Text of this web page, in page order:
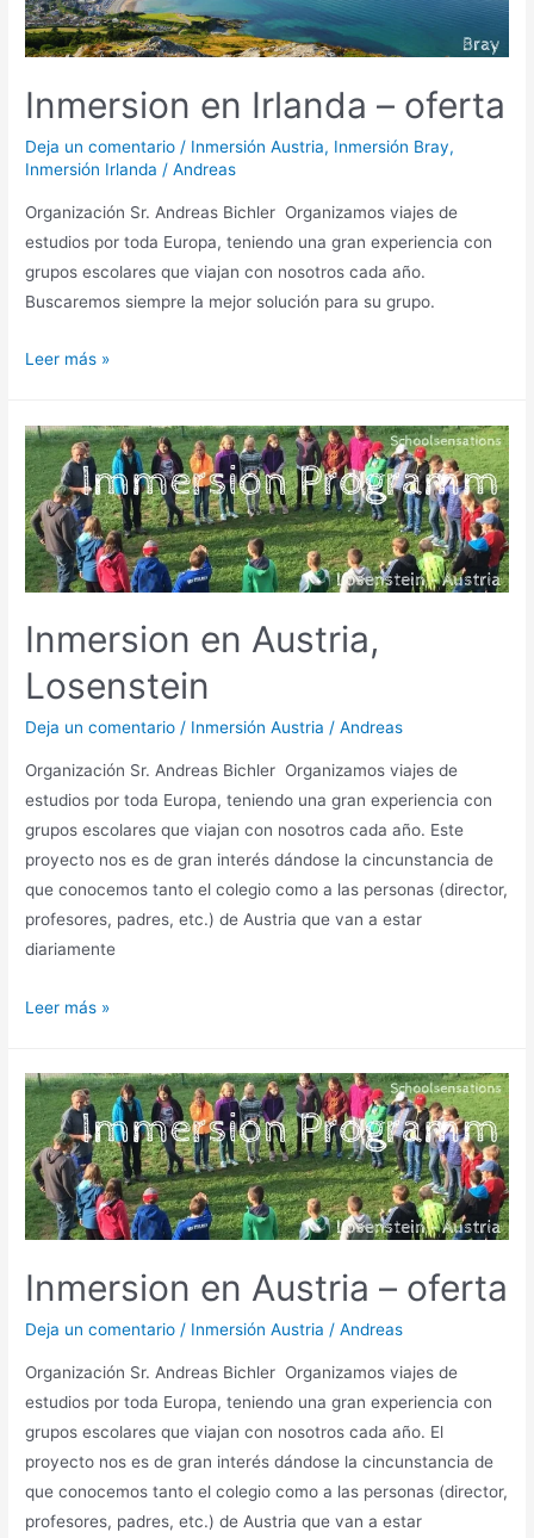
Inmersion en Irlanda – oferta
Deja un comentario / Inmersión Austria, Inmersión Bray,
Inmersión Irlanda /Andreas
Organización Sr. Andreas Bichler Organizamos viajes de
estudios por toda Europa, teniendo una gran experiencia con
grupos escolares que viajan con nosotros cada año.
Buscaremos siempre la mejor solución para su grupo.
Inmersion
–
oferta
Leer más »
Inmersion en Austria,
Losenstein
Deja un comentario / Inmersión Austria /Andreas
Organización Sr. Andreas Bichler Organizamos viajes de
estudios por toda Europa, teniendo una gran experiencia con
grupos escolares que viajan con nosotros cada año. Este
proyecto nos es de gran interés dándose la cincunstancia de
que conocemos tanto el colegio como a las personas (director,
profesores, padres, etc.) de Austria que van a estar
diariamente
Inmersion
Losenstein
Leer más »
Inmersion en Austria – oferta
Deja un comentario / Inmersión Austria /Andreas
Organización Sr. Andreas Bichler Organizamos viajes de
estudios por toda Europa, teniendo una gran experiencia con
grupos escolares que viajan con nosotros cada año. El
proyecto nos es de gran interés dándose la cincunstancia de
que conocemos tanto el colegio como a las personas (director,
profesores, padres, etc.) de Austria que van a estar